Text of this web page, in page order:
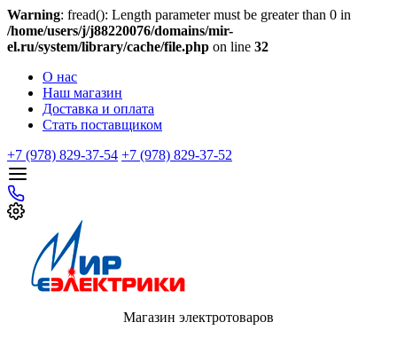
Warning: fread(): Length parameter must be greater than 0 in
/home/users/j/j88220076/domains/mir-
el.ru/system/library/cache/file.php on line 32
О нас
Наш магазин
Доставка и оплата
Стать поставщиком
+7 (978) 829-37-54 +7 (978) 829-37-52
Магазин электротоваров